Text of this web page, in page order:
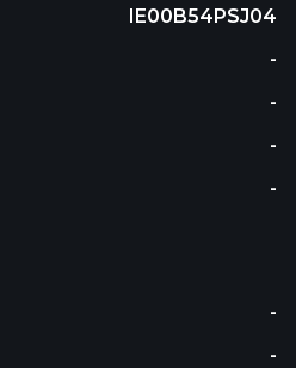
IE00B54PSJ04
-
-
-
-
-
-